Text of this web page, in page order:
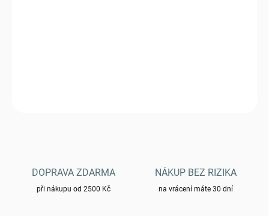
DOPRAVA ZDARMA
při nákupu od 2500 Kč
NÁKUP BEZ RIZIKA
na vrácení máte 30 dní